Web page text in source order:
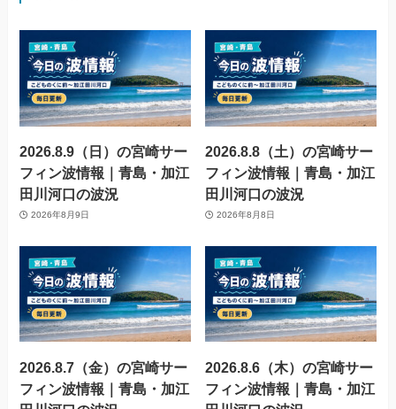
2026.8.9（日）の宮崎サー
フィン波情報｜青島・加江
田川河口の波況
2026年8月9日
2026.8.8（土）の宮崎サー
フィン波情報｜青島・加江
田川河口の波況
2026年8月8日
2026.8.7（金）の宮崎サー
フィン波情報｜青島・加江
2026.8.6（木）の宮崎サー
フィン波情報｜青島・加江